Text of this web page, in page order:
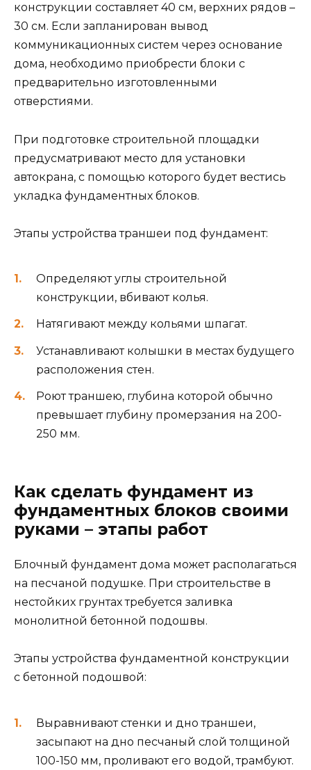
конструкции составляет 40 см, верхних рядов –
30 см. Если запланирован вывод
коммуникационных систем через основание
дома, необходимо приобрести блоки с
предварительно изготовленными
отверстиями.
При подготовке строительной площадки
предусматривают место для установки
автокрана, с помощью которого будет вестись
укладка фундаментных блоков.
Этапы устройства траншеи под фундамент:
Определяют углы строительной
конструкции, вбивают колья.
Натягивают между кольями шпагат.
Устанавливают колышки в местах будущего
расположения стен.
Роют траншею, глубина которой обычно
превышает глубину промерзания на 200-
250 мм.
Как сделать фундамент из
фундаментных блоков своими
руками – этапы работ
Блочный фундамент дома может располагаться
на песчаной подушке. При строительстве в
нестойких грунтах требуется заливка
монолитной бетонной подошвы.
Этапы устройства фундаментной конструкции
с бетонной подошвой:
Выравнивают стенки и дно траншеи,
засыпают на дно песчаный слой толщиной
100-150 мм, проливают его водой, трамбуют.